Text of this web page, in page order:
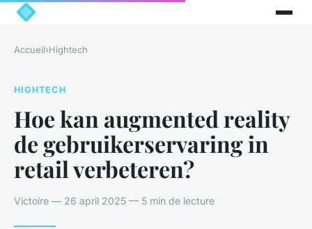
Accueil›Hightech
HIGHTECH
Hoe kan augmented reality
de gebruikerservaring in
retail verbeteren?
Victoire — 26 april 2025 — 5 min de lecture